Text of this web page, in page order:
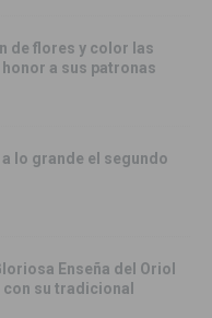
de flores y color las
a sus patronas
a lo grande el segundo
Enseña del Oriol
su tradicional